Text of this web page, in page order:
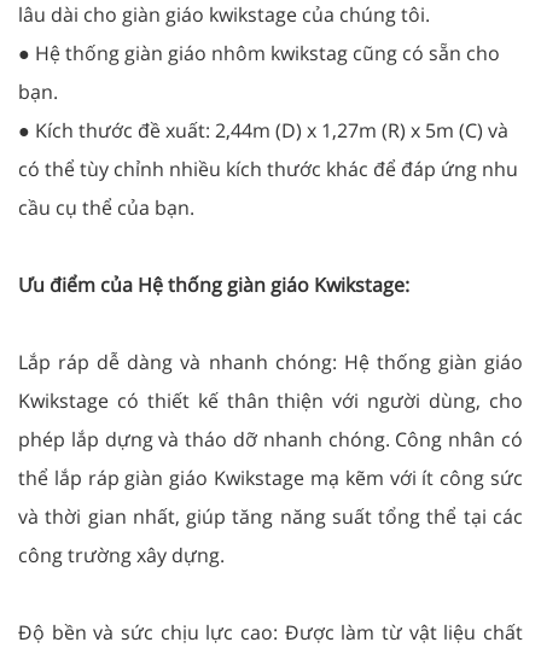
lâu dài cho giàn giáo kwikstage của chúng tôi.
● Hệ thống giàn giáo nhôm kwikstag cũng có sẵn cho
bạn.
● Kích thước đề xuất: 2,44m (D) x 1,27m (R) x 5m (C) và
có thể tùy chỉnh nhiều kích thước khác để đáp ứng nhu
cầu cụ thể của bạn.
Ưu điểm của Hệ thống giàn giáo Kwikstage:
Lắp ráp dễ dàng và nhanh chóng: Hệ thống giàn giáo
Kwikstage có thiết kế thân thiện với người dùng, cho
phép lắp dựng và tháo dỡ nhanh chóng. Công nhân có
thể lắp ráp giàn giáo Kwikstage mạ kẽm với ít công sức
và thời gian nhất, giúp tăng năng suất tổng thể tại các
công trường xây dựng.
Độ bền và sức chịu lực cao: Được làm từ vật liệu chất